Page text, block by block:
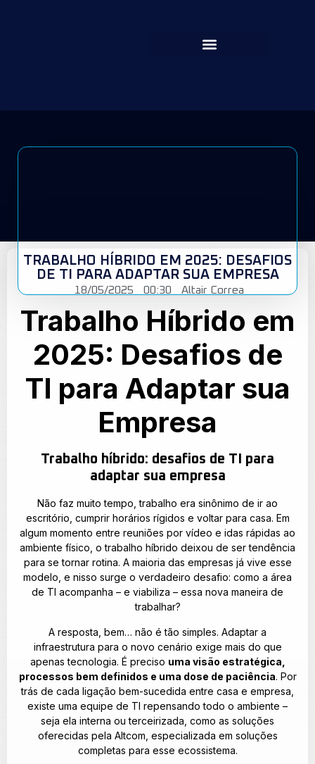
TRABALHO HÍBRIDO EM 2025: DESAFIOS
DE TI PARA ADAPTAR SUA EMPRESA
18/05/2025 00:30 Altair Correa
Trabalho Híbrido em
2025: Desafios de
TI para Adaptar sua
Empresa
Trabalho híbrido: desafios de TI para
adaptar sua empresa
Não faz muito tempo, trabalho era sinônimo de ir ao
escritório, cumprir horários rígidos e voltar para casa. Em
algum momento entre reuniões por vídeo e idas rápidas ao
ambiente físico, o trabalho híbrido deixou de ser tendência
para se tornar rotina. A maioria das empresas já vive esse
modelo, e nisso surge o verdadeiro desafio: como a área
de TI acompanha – e viabiliza – essa nova maneira de
trabalhar?
A resposta, bem… não é tão simples. Adaptar a
infraestrutura para o novo cenário exige mais do que
apenas tecnologia. É preciso uma visão estratégica,
processos bem definidos e uma dose de paciência. Por
trás de cada ligação bem-sucedida entre casa e empresa,
existe uma equipe de TI repensando todo o ambiente –
seja ela interna ou terceirizada, como as soluções
oferecidas pela Altcom, especializada em soluções
completas para esse ecossistema.